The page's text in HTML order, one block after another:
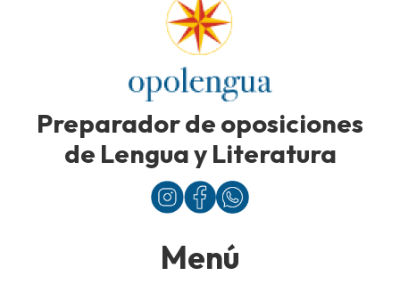
Preparador de oposiciones
de Lengua y Literatura
Menú